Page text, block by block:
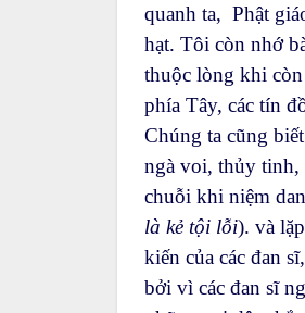
quanh ta, Phật
hạt. Tôi còn nhớ
thuộc lòng khi còn
phía Tây, các tín
Chúng ta cũng
ngà voi, thủy tinh,
chuỗi khi niệm
là kẻ tội lỗi). và
kiến của các đan
bởi vì các đan sĩ